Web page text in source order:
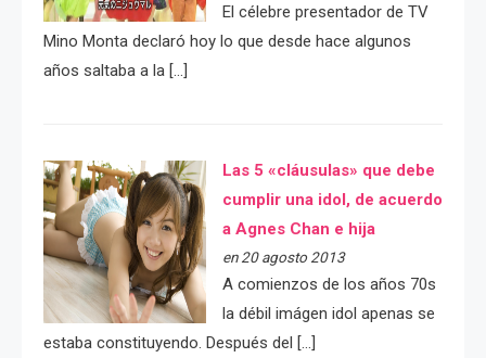
El célebre presentador de TV
Mino Monta declaró hoy lo que desde hace algunos
años saltaba a la […]
Las 5 «cláusulas» que debe
cumplir una idol, de acuerdo
a Agnes Chan e hija
en 20 agosto 2013
A comienzos de los años 70s
la débil imágen idol apenas se
estaba constituyendo. Después del […]